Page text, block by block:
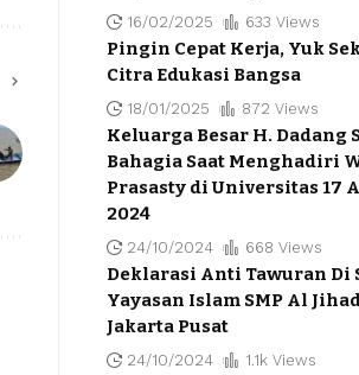
16/02/2025 633 Views
Pingin Cepat Kerja, Yuk
Citra Edukasi Bangsa
18/01/2025 872 Views
Keluarga Besar H. Dadang
Bahagia Saat Menghadiri
Prasasty di Universitas 17
2024
24/10/2024 668 Views
Deklarasi Anti Tawuran Di
Yayasan Islam SMP Al
Jakarta Pusat
24/10/2024 1.1k Views